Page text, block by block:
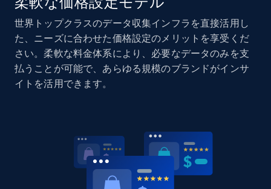
世界トップクラスのデータ収集インフラを直接活用し
た、ニーズに合わせた価格設定のメリットを享受くだ
さい。柔軟な料金体系により、必要なデータのみを支
払うことが可能で、あらゆる規模のブランドがインサ
イトを活用できます。